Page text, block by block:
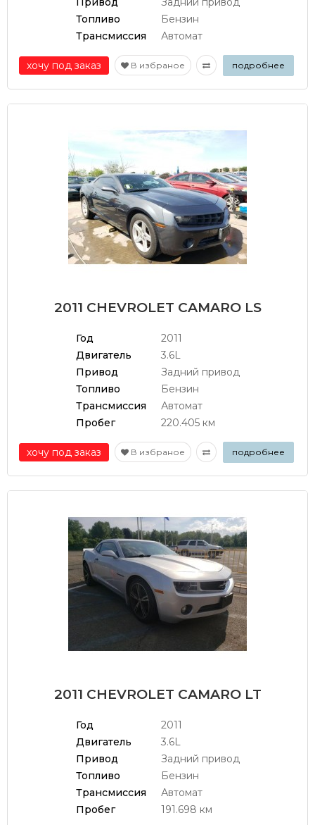
Топливо
Бензин
Трансмиссия
Автомат
хочу под заказ В избраное подробнее
2011 CHEVROLET CAMARO LS
Год
2011
Двигатель
3.6L
Привод
Задний привод
Топливо
Бензин
Трансмиссия
Автомат
Пробег
220.405 км
хочу под заказ В избраное подробнее
2011 CHEVROLET CAMARO LT
Год
2011
Двигатель
3.6L
Привод
Задний привод
Топливо
Бензин
Трансмиссия
Автомат
Пробег
191.698 км